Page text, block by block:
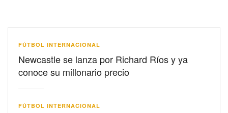
FÚTBOL INTERNACIONAL
Newcastle se lanza por Richard Ríos y ya
conoce su millonario precio
FÚTBOL INTERNACIONAL